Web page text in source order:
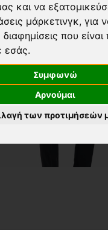
και να
μάρκετινγκ,για
που είναι
εσάς.
Συμφωνώ
Αρνούμαι
των προτιμήσεών